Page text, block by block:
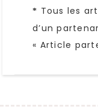
* Tous les
d’un
« Article